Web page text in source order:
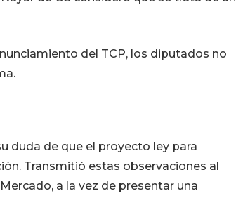
del TCP, los diputados no
duda de que el proyecto ley para
Transmitió estas observaciones al
a la vez de presentar una